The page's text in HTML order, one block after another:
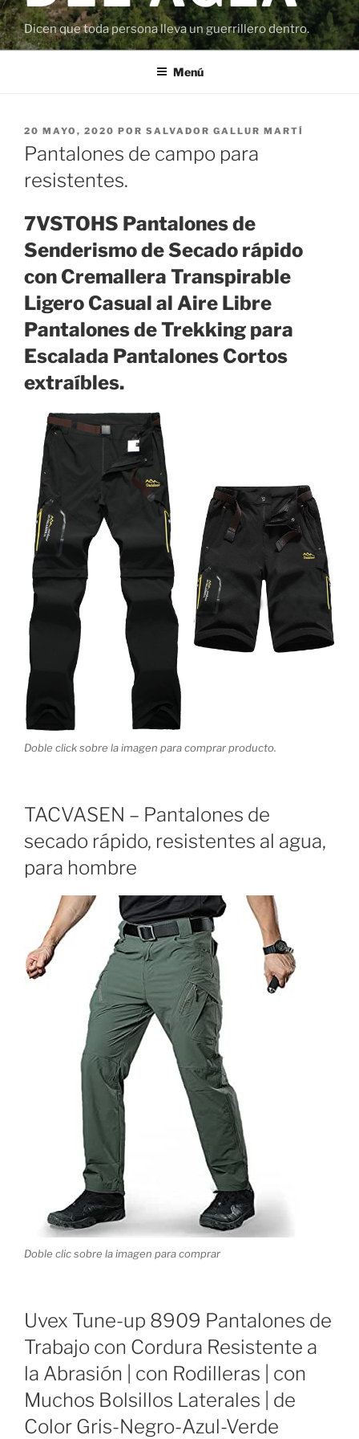
Dicen que toda persona lleva un guerrillero dentro.
Menú
PUBLICADO
EL
20 MAYO, 2020 POR SALVADOR GALLUR MARTÍ
Pantalones de campo para
resistentes.
7VSTOHS Pantalones de
Senderismo de Secado rápido
con Cremallera Transpirable
Ligero Casual al Aire Libre
Pantalones de Trekking para
Escalada Pantalones Cortos
extraíbles.
Doble click sobre la imagen para comprar producto.
TACVASEN – Pantalones de
secado rápido, resistentes al agua,
para hombre
Doble clic sobre la imagen para comprar
Uvex Tune-up 8909 Pantalones de
Trabajo con Cordura Resistente a
la Abrasión | con Rodilleras | con
Muchos Bolsillos Laterales | de
Color Gris-Negro-Azul-Verde